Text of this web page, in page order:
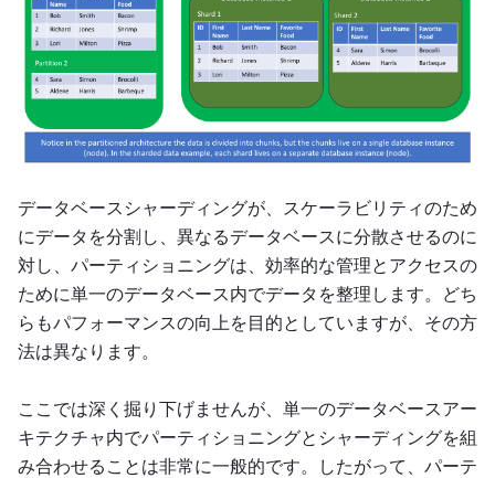
データベースシャーディングが、スケーラビリティのため
にデータを分割し、異なるデータベースに分散させるのに
対し、パーティショニングは、効率的な管理とアクセスの
ために単一のデータベース内でデータを整理します。どち
らもパフォーマンスの向上を目的としていますが、その方
法は異なります。
ここでは深く掘り下げませんが、単一のデータベースアー
キテクチャ内でパーティショニングとシャーディングを組
み合わせることは非常に一般的です。したがって、パーテ